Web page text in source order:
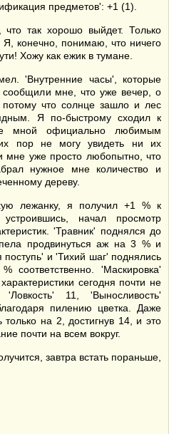
предметов': +1 (1).
так хорошо выйдет. Только
Я, конечно, понимаю, что ничего
Хожу как ежик в тумане.
'Внутренние часы', которые
мне, что уже вечер, о
что солнце зашло и лес
Я по-быстрому сходил к
мной официально любимым
пор не могу увидеть ни их
мне уже просто любопытно, что
нужное мне количество и
дереву.
лежанку, я получил +1 % к
начал просмотр
'Травник' поднялся до
продвинуться аж на 3 % и
поступь' и 'Тихий шаг' поднялись
'Маскировка'
сегодня почти не
11, 'Выносливость'
пилению цветка. Даже
только на 2, достигнув 14, и это
почти на всем вокруг.
завтра встать пораньше,